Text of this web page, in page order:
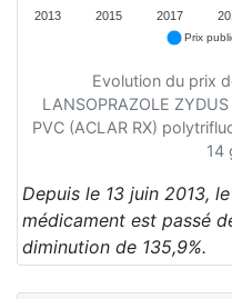
2013
2015 2017
Prix
Evolution du prix
LANSOPRAZOLE
PVC (ACLAR RX)
14
Depuis le 13 juin 2013,
médicament est passé
diminution de 135,9%.